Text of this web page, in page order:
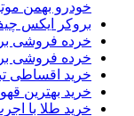
خودرو بهمن
بروکر ایکس
خرده فروشی
خرده فروشی
خرید اقساطی
خرید بهترین
خرید طلا با